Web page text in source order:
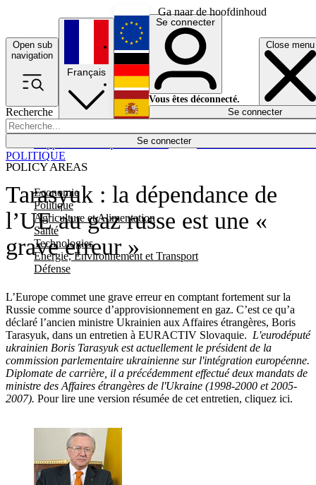
Ga naar de hoofdinhoud
Open sub
navigation
Close menu
Recherche
Se connecter
POLICY AREAS
Economie
Politique
Agriculture et Alimentation
Santé
Technologies
Energie, Environnement et Transport
Défense
Économie
Français
English
Deutsch
Español
Se connecter
Vous êtes déconnecté.
Se connecter
Tarasyuk : la dépendance de
l’UE au gaz russe est une «
grave erreur »
L’Europe commet une grave erreur en comptant fortement sur la
Russie comme source d’approvisionnement en gaz. C’est ce qu’a
déclaré l’ancien ministre Ukrainien aux Affaires étrangères, Boris
Tarasyuk, dans un entretien à EURACTIV Slovaquie. L'eurodéputé
ukrainien Boris Tarasyuk est actuellement le président de la
commission parlementaire ukrainienne sur l'intégration européenne.
Diplomate de carrière, il a précédemment effectué deux mandats de
ministre des Affaires étrangères de l'Ukraine (1998-2000 et 2005-
2007). Pour lire une version résumée de cet entretien, cliquez ici.
POLITIQUE